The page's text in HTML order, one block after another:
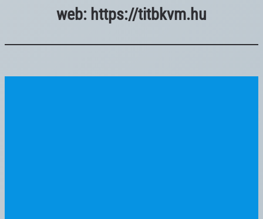
web: https://titbkvm.hu